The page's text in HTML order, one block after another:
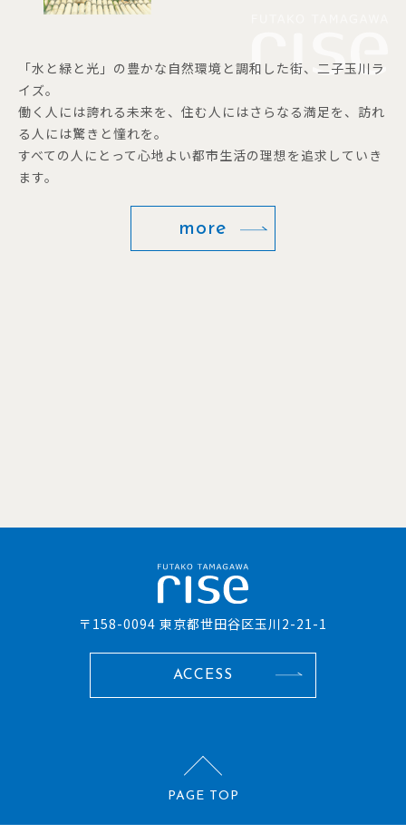
「水と緑と光」の豊かな自然環境と調和した街、二子玉川ラ
イズ。
働く人には誇れる未来を、住む人にはさらなる満足を、訪れ
る人には驚きと憧れを。
すべての人にとって心地よい都市生活の理想を追求していき
ます。
more
〒158-0094 東京都世田谷区玉川2-21-1
ACCESS
PAGE TOP